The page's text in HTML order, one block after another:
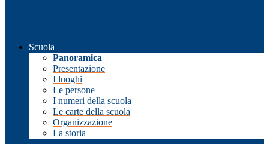
Scuola
Panoramica
Presentazione
I luoghi
Le persone
I numeri della scuola
Le carte della scuola
Organizzazione
La storia